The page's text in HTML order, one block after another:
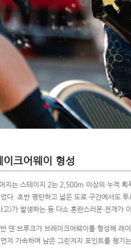
크어웨이 형성
는 스테이지 2는 2,500m 이상의 누적 획
. 초반 평탄하고 넓은 도로 구간에서도 투
)가 발생하는 등 다소 혼란스러운 전개가
덴 브루크가 브레이크어웨이를 형성해 레
저 가속하며 남은 그린저지 포인트를 챙기